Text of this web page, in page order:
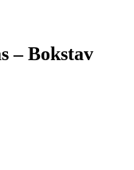
– Bokstav